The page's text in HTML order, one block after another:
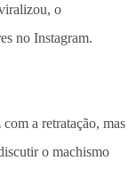
o
no Instagram.
a retratação, mas
o machismo